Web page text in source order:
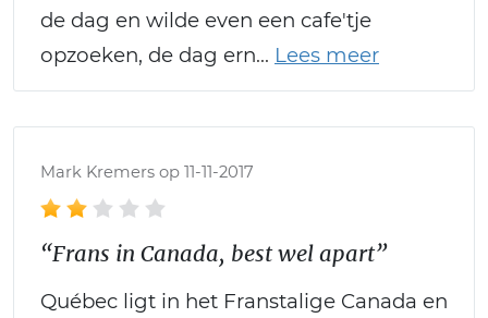
de dag en wilde even een cafe'tje
opzoeken, de dag ern
Mark Kremers op 11-11-2017
“Frans in Canada, best wel apart”
Québec ligt in het Franstalige Canada en